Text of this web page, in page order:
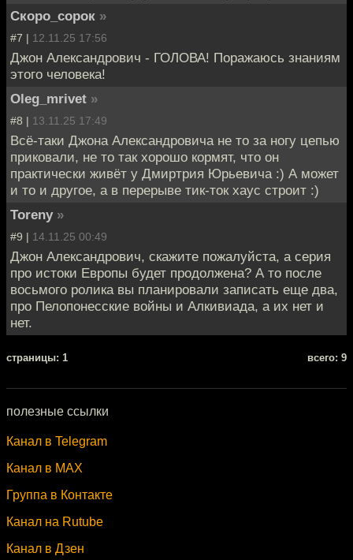
Скоро_сорок »
#7 | 12.11.25 17:56
Джон Александрович - ГОЛОВА! Поражаюсь знаниям
этого человека!
Oleg_mrivet »
#8 | 13.11.25 17:49
Всё-таки Джона Александровича не то за ногу цепью
приковали, не то так хорошо кормят, что он
практически живёт у Дмиртрия Юрьевича :) А может
и то и другое, а в перерыве тик-ток хаус строит :)
Toreny »
#9 | 14.11.25 00:49
Джон Александрович, скажите пожалуйста, а серия
про истоки Европы будет продолжена? А то после
восьмого ролика вы планировали записать еще два,
про Пелопонесские войны и Алкивиада, а их нет и
нет.
cтраницы: 1 всего: 9
полезные ссылки
Канал в Telegram
Канал в MAX
Группа в Контакте
Канал на Rutube
Канал в Дзен